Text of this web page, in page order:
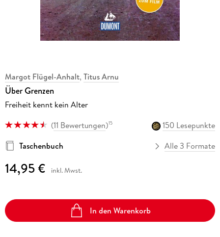
Margot Flügel-Anhalt, Titus Arnu
Über Grenzen
Freiheit kennt kein Alter
(11 Bewertungen)15
150 Lesepunkte
Taschenbuch
Alle 3 Formate
14,95 € inkl. Mwst.
In den Warenkorb